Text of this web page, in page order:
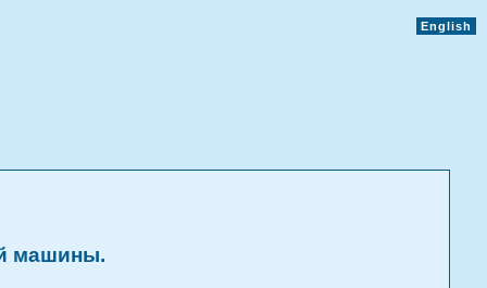
English
машины.